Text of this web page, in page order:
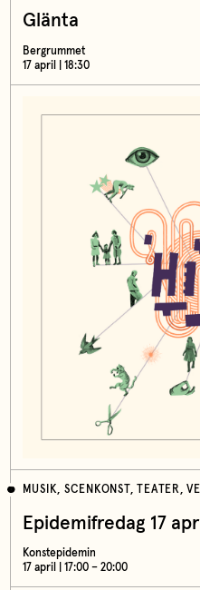
Glänta
Bergrummet
17 april | 18:30
MUSIK, SCENKONST, TEATER,
Epidemifredag 17
Konstepidemin
17 april | 17:00 – 20:00